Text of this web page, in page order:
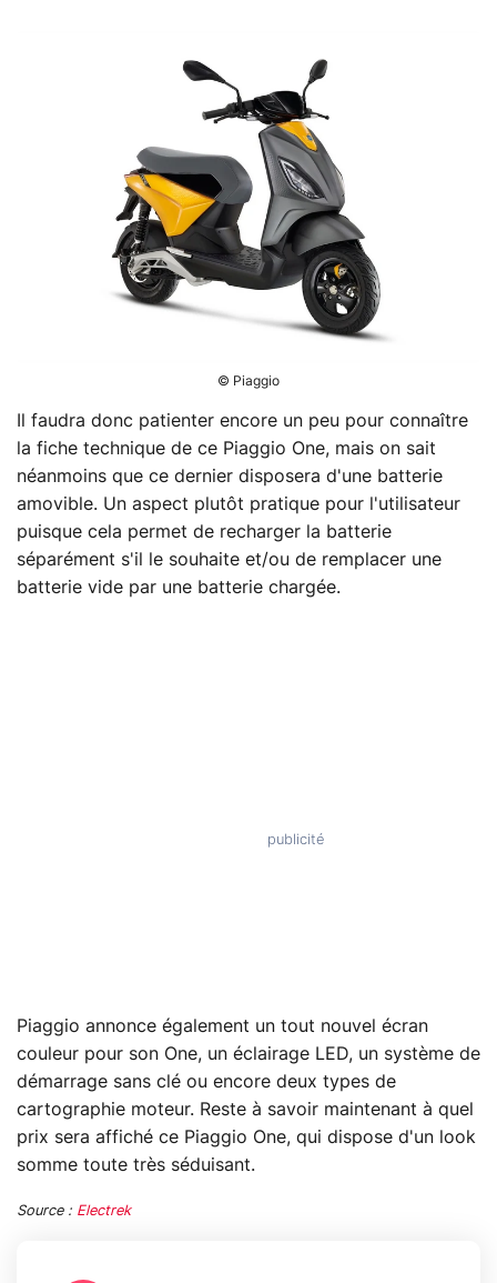
© Piaggio
Il faudra donc patienter encore un peu pour connaître
la fiche technique de ce Piaggio One, mais on sait
néanmoins que ce dernier disposera d'une batterie
amovible. Un aspect plutôt pratique pour l'utilisateur
puisque cela permet de recharger la batterie
séparément s'il le souhaite et/ou de remplacer une
batterie vide par une batterie chargée.
Piaggio annonce également un tout nouvel écran
couleur pour son One, un éclairage LED, un système de
démarrage sans clé ou encore deux types de
cartographie moteur. Reste à savoir maintenant à quel
prix sera affiché ce Piaggio One, qui dispose d'un look
somme toute très séduisant.
Source : Electrek